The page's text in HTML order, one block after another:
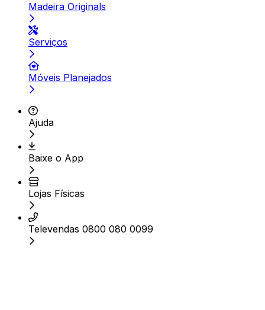
Madeira Originals
Serviços
Móveis Planejados
Ajuda
Baixe o App
Lojas Físicas
Televendas 0800 080 0099